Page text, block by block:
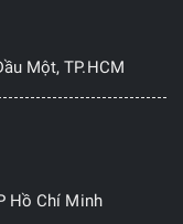
Một, TP.HCM
Hồ Chí Minh